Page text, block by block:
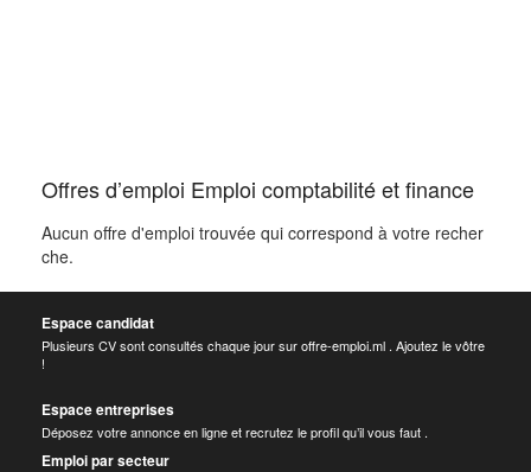
Offres d’emploi Emploi comptabilité et finance
Aucun offre d'emploi trouvée qui correspond à votre recher
che.
Espace candidat
Plusieurs CV sont consultés chaque jour sur offre-emploi.ml . Ajoutez le vôtre
!
Espace entreprises
Déposez votre annonce en ligne et recrutez le profil qu’il vous faut .
Emploi par secteur